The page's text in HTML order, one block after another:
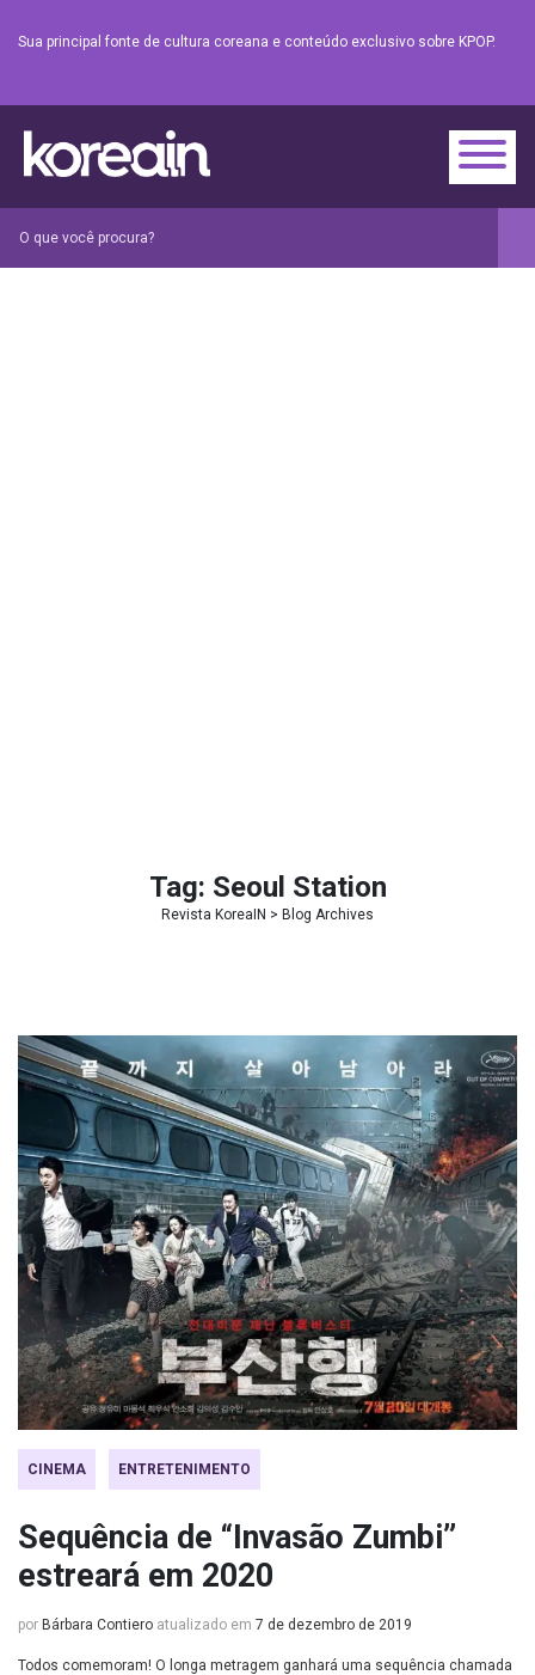
Sua principal fonte de cultura coreana e conteúdo exclusivo sobre KPOP.
Tag: Seoul Station
Revista KoreaIN > Blog Archives
CINEMA ENTRETENIMENTO
Sequência de “Invasão Zumbi”
estreará em 2020
por Bárbara Contiero atualizado em 7 de dezembro de 2019
Todos comemoram! O longa metragem ganhará uma sequência chamada